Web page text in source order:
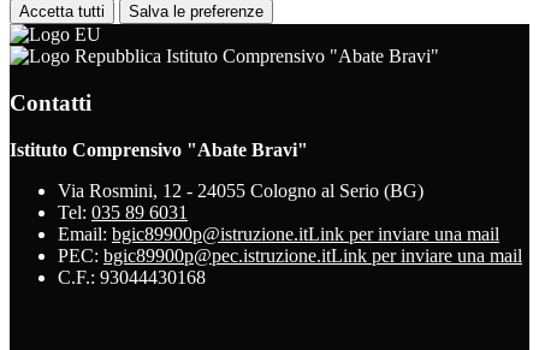
Accetta tutti Salva le preferenze
Istituto Comprensivo "Abate Bravi"
Contatti
Istituto Comprensivo "Abate Bravi"
Via Rosmini, 12 - 24055 Cologno al Serio (BG)
Tel: 035 89 6031
Email: bgic89900p@istruzione.itLink per inviare una mail
PEC: bgic89900p@pec.istruzione.itLink per inviare una mail
C.F.: 93044430168